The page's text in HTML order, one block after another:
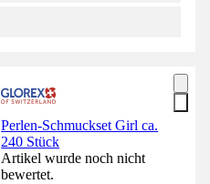
Perlen-Schmuckset Girl ca.
240 Stück
Artikel wurde noch nicht
bewertet.